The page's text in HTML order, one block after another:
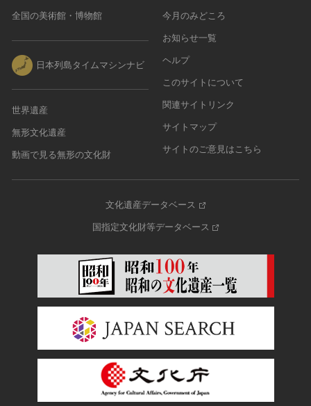
全国の美術館・博物館
日本列島タイムマシンナビ
世界遺産
無形文化遺産
動画で見る無形の文化財
今月のみどころ
お知らせ一覧
ヘルプ
このサイトについて
関連サイトリンク
サイトマップ
サイトのご意見はこちら
文化遺産データベース
国指定文化財等データベース